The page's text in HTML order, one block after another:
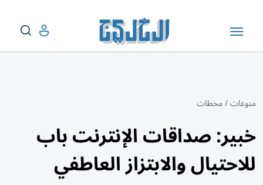
منوعات/محطات
خبير: صداقات الإنترنت باب
للاحتيال والابتزاز العاطفي